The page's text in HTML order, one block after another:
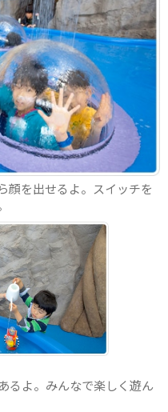
顔を出せるよ。スイッチを
るよ。みんなで楽しく遊ん